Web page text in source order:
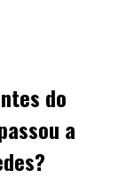
do
a